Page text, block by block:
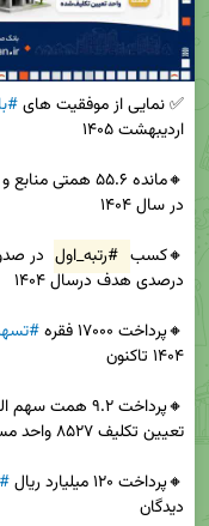
✅ نمایی از موفقیت های
🔸️مانده ۵۵.۶ همتی منابع و تحقق ۹۱ درصد از هدف
🔸️کسب #رتبه_اول در
🔸️پرداخت ۱۷۰۰۰ فقره
🔸️پرداخت ۹.۲ همت سهم الشرکه به پروژه های
🔸️پرداخت ۱۲۰ میلیارد ریال